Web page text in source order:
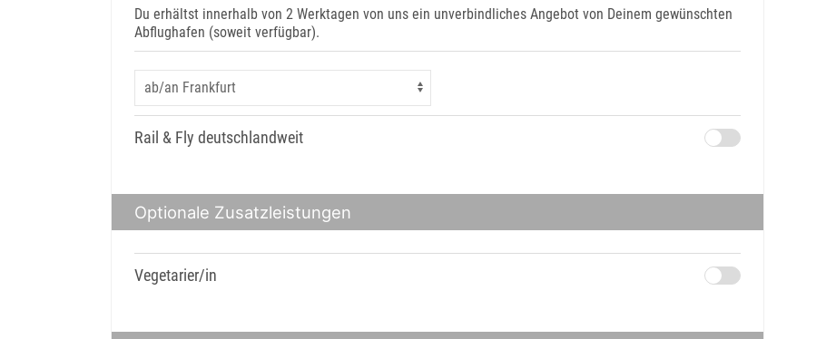
Du erhältst innerhalb von 2 Werktagen von uns ein unverbindliches Angebot von Deinem gewünschten
Abflughafen (soweit verfügbar).
Rail & Fly deutschlandweit
Optionale Zusatzleistungen
Vegetarier/in